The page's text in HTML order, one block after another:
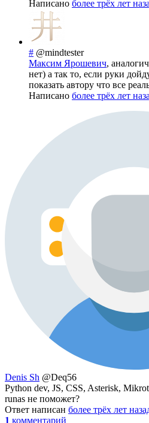
Написано более трёх лет
# @mindtester
Максим Ярошевич,
нет) а так то, если руки
показать автору что все
Написано более трёх лет
Denis Sh @Deq56
Python dev, JS, CSS, Asterisk,
runas не поможет?
Ответ написан более трёх лет
1 комментарий